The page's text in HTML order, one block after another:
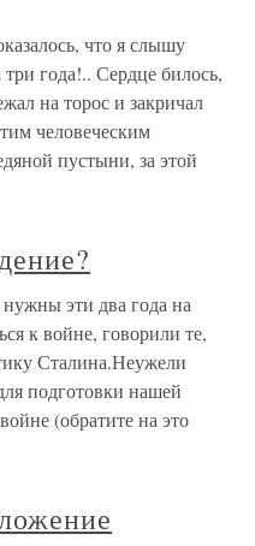
что я слышу
года!.. Сердце билось,
на торос и закричал
человеческим
пустыни, за этой
эти два года на
к войне, говорили те,
Сталина.Неужели
подготовки нашей
(обратите на это